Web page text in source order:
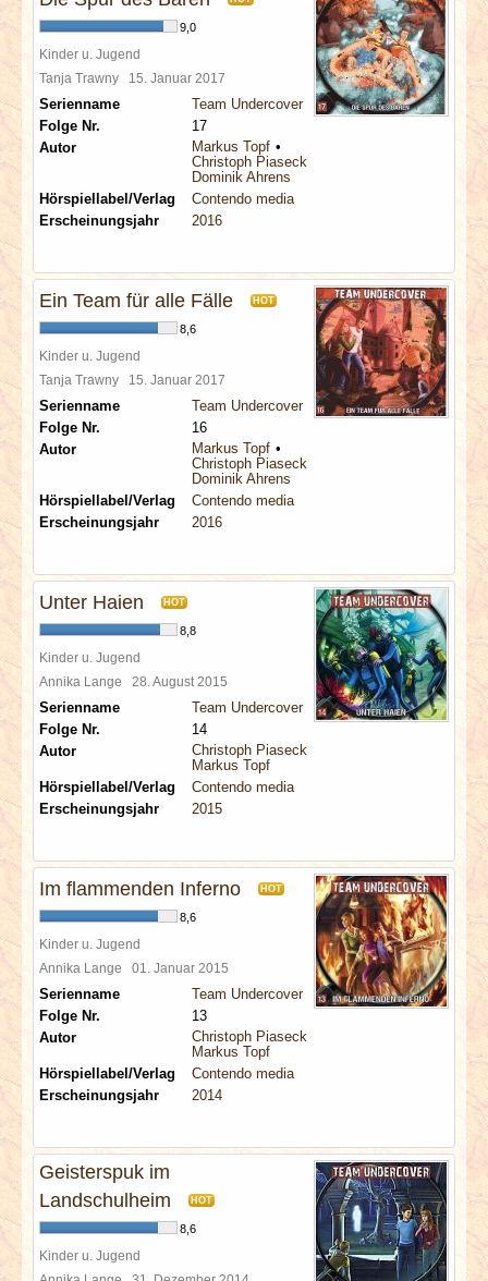
9,0
Kinder u. Jugend
Tanja Trawny 15. Januar 2017
Serienname
Team Undercover
Folge Nr.
17
Autor
Markus Topf
Christoph Piasecki
Dominik Ahrens
Hörspiellabel/Verlag
Contendo media
Erscheinungsjahr
2016
Ein Team für alle Fälle HOT
8,6
Kinder u. Jugend
Tanja Trawny 15. Januar 2017
Serienname
Team Undercover
Folge Nr.
16
Autor
Markus Topf
Christoph Piasecki
Dominik Ahrens
Hörspiellabel/Verlag
Contendo media
Erscheinungsjahr
2016
Unter Haien HOT
8,8
Kinder u. Jugend
Annika Lange 28. August 2015
Serienname
Team Undercover
Folge Nr.
14
Autor
Christoph Piasecki
Markus Topf
Hörspiellabel/Verlag
Contendo media
Erscheinungsjahr
2015
Im flammenden Inferno HOT
8,6
Kinder u. Jugend
Annika Lange 01. Januar 2015
Serienname
Team Undercover
Folge Nr.
13
Autor
Christoph Piasecki
Markus Topf
Hörspiellabel/Verlag
Contendo media
Erscheinungsjahr
2014
Geisterspuk im
Landschulheim
HOT
8,6
Kinder u. Jugend